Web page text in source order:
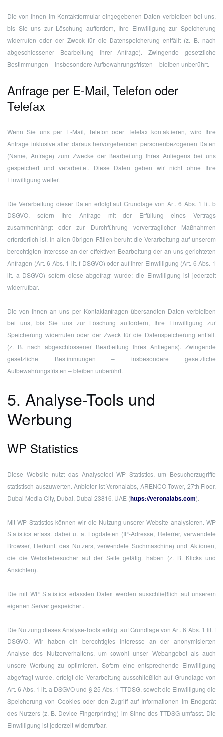
Die von Ihnen im Kontaktformular eingegebenen Daten verbleiben bei uns,
bis Sie uns zur Löschung auffordern, Ihre Einwilligung zur Speicherung
widerrufen oder der Zweck für die Datenspeicherung entfällt (z. B. nach
abgeschlossener Bearbeitung Ihrer Anfrage). Zwingende gesetzliche
Bestimmungen – insbesondere Aufbewahrungsfristen – bleiben unberührt.
Anfrage per E-Mail, Telefon oder
Telefax
Wenn Sie uns per E-Mail, Telefon oder Telefax kontaktieren, wird Ihre
Anfrage inklusive aller daraus hervorgehenden personenbezogenen Daten
(Name, Anfrage) zum Zwecke der Bearbeitung Ihres Anliegens bei uns
gespeichert und verarbeitet. Diese Daten geben wir nicht ohne Ihre
Einwilligung weiter.
Die Verarbeitung dieser Daten erfolgt auf Grundlage von Art. 6 Abs. 1 lit. b
DSGVO, sofern Ihre Anfrage mit der Erfüllung eines Vertrags
zusammenhängt oder zur Durchführung vorvertraglicher Maßnahmen
erforderlich ist. In allen übrigen Fällen beruht die Verarbeitung auf unserem
berechtigten Interesse an der effektiven Bearbeitung der an uns gerichteten
Anfragen (Art. 6 Abs. 1 lit. f DSGVO) oder auf Ihrer Einwilligung (Art. 6 Abs. 1
lit. a DSGVO) sofern diese abgefragt wurde; die Einwilligung ist jederzeit
widerrufbar.
Die von Ihnen an uns per Kontaktanfragen übersandten Daten verbleiben
bei uns, bis Sie uns zur Löschung auffordern, Ihre Einwilligung zur
Speicherung widerrufen oder der Zweck für die Datenspeicherung entfällt
(z. B. nach abgeschlossener Bearbeitung Ihres Anliegens). Zwingende
gesetzliche Bestimmungen – insbesondere gesetzliche
Aufbewahrungsfristen – bleiben unberührt.
5. Analyse-Tools und
Werbung
WP Statistics
Diese Website nutzt das Analysetool WP Statistics, um Besucherzugriffe
statistisch auszuwerten. Anbieter ist Veronalabs, ARENCO Tower, 27th Floor,
Dubai Media City, Dubai, Dubai 23816, UAE (https://veronalabs.com).
Mit WP Statistics können wir die Nutzung unserer Website analysieren. WP
Statistics erfasst dabei u. a. Logdateien (IP-Adresse, Referrer, verwendete
Browser, Herkunft des Nutzers, verwendete Suchmaschine) und Aktionen,
die die Websitebesucher auf der Seite getätigt haben (z. B. Klicks und
Ansichten).
Die mit WP Statistics erfassten Daten werden ausschließlich auf unserem
eigenen Server gespeichert.
Die Nutzung dieses Analyse-Tools erfolgt auf Grundlage von Art. 6 Abs. 1 lit. f
DSGVO. Wir haben ein berechtigtes Interesse an der anonymisierten
Analyse des Nutzerverhaltens, um sowohl unser Webangebot als auch
unsere Werbung zu optimieren. Sofern eine entsprechende Einwilligung
abgefragt wurde, erfolgt die Verarbeitung ausschließlich auf Grundlage von
Art. 6 Abs. 1 lit. a DSGVO und § 25 Abs. 1 TTDSG, soweit die Einwilligung die
Speicherung von Cookies oder den Zugriff auf Informationen im Endgerät
des Nutzers (z. B. Device-Fingerprinting) im Sinne des TTDSG umfasst. Die
Einwilligung ist jederzeit widerrufbar.